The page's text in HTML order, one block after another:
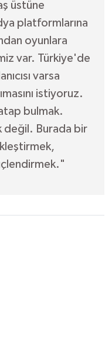
üstüne
platformlarına
oyunlara
var. Türkiye'de
varsa
istiyoruz.
bulmak.
değil. Burada bir